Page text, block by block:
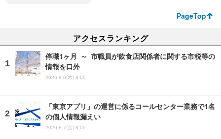
PageTop
アクセスランキング
停職1ヶ月 ～ 市職員が飲食店関係者に関する市税等の
情報を口外
2026.8.6(木) 8:05
「東京アプリ」の運営に係るコールセンター業務で1名
の個人情報漏えい
2026.8.7(金) 8:05